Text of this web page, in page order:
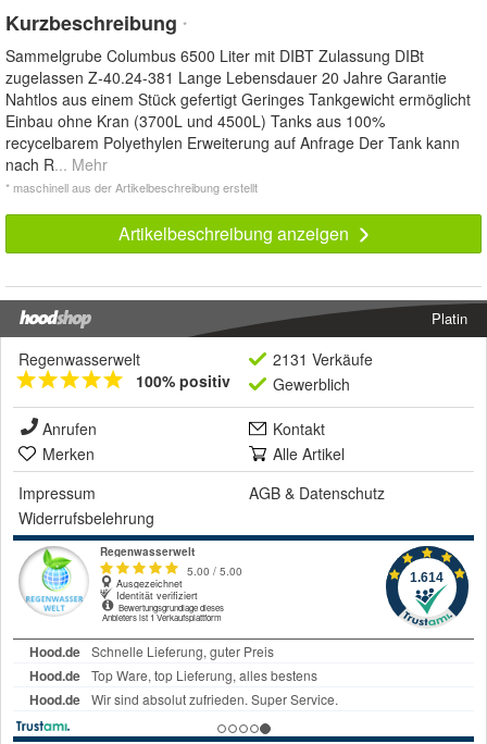
Kurzbeschreibung *
Sammelgrube Columbus 6500 Liter mit DIBT Zulassung DIBt
zugelassen Z-40.24-381 Lange Lebensdauer 20 Jahre Garantie
Nahtlos aus einem Stück gefertigt Geringes Tankgewicht ermöglicht
Einbau ohne Kran (3700L und 4500L) Tanks aus 100%
recycelbarem Polyethylen Erweiterung auf Anfrage Der Tank kann
nach R... Mehr
* maschinell aus der Artikelbeschreibung erstellt
Artikelbeschreibung anzeigen
Platin
Regenwasserwelt
100% positiv
2131 Verkäufe
Gewerblich
Anrufen
Kontakt
Merken
Alle Artikel
Impressum
AGB & Datenschutz
Widerrufsbelehrung